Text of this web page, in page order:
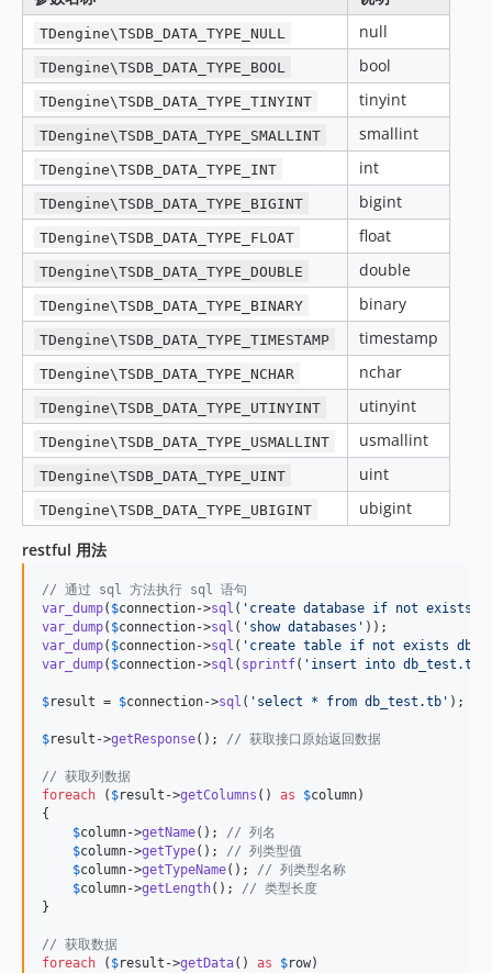
TDengine\TSDB_DATA_TYPE_NULL null
TDengine\TSDB_DATA_TYPE_BOOL bool
TDengine\TSDB_DATA_TYPE_TINYINT tinyint
TDengine\TSDB_DATA_TYPE_SMALLINT smallint
TDengine\TSDB_DATA_TYPE_INT int
TDengine\TSDB_DATA_TYPE_BIGINT bigint
TDengine\TSDB_DATA_TYPE_FLOAT float
TDengine\TSDB_DATA_TYPE_DOUBLE double
TDengine\TSDB_DATA_TYPE_BINARY binary
TDengine\TSDB_DATA_TYPE_TIMESTAMP timestamp
TDengine\TSDB_DATA_TYPE_NCHAR nchar
TDengine\TSDB_DATA_TYPE_UTINYINT utinyint
TDengine\TSDB_DATA_TYPE_USMALLINT usmallint
TDengine\TSDB_DATA_TYPE_UINT uint
TDengine\TSDB_DATA_TYPE_UBIGINT
ubigint
restful 用法
// 通过 sql 方法执行 sql 语句
var_dump( $connection->sql ( ' create database if not exists
var_dump( $connection->sql ( ' show databases '
var_dump( $connection->sql ( ' create table if not exists
var_dump( $connection->sql ( sprintf( ' insert into db_test.tb
$result = $connection->sql ( ' select * from db_test.tb ' );
$result ->getResponse(); // 获取接口原始返回数据
// 获取列数据
foreach ( $result ->getColumns () as $column)
{
$column->getName(); // 列名
$column->getType(); // 列类型值
$column->getTypeName(); // 列类型名称
$column->getLength(); // 类型长度
}
// 获取数据
foreach ( $result ->getData() as $row)